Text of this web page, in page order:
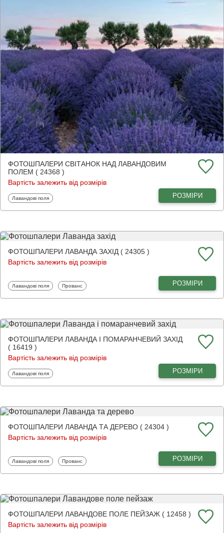
ФОТОШПАЛЕРИ СВІТАНОК НАД ЛАВАНДОВИМ
ПОЛЕМ ( 24368 )
Вартість залежить від розмірів
Фотошпалери
Лавандові поля РОЗМІРИ
ФОТОШПАЛЕРИ ЛАВАНДА ЗАХІД ( 24305 )
Вартість залежить від розмірів
Фотошпалери
Лавандові поля Фотошпалери
Прованс РОЗМІРИ
ФОТОШПАЛЕРИ ЛАВАНДА І ПОМАРАНЧЕВИЙ ЗАХІД
( 16419 )
Вартість залежить від розмірів
Фотошпалери
Лавандові поля РОЗМІРИ
ФОТОШПАЛЕРИ ЛАВАНДА ТА ДЕРЕВО ( 24304 )
Вартість залежить від розмірів
Фотошпалери
Лавандові поля Фотошпалери
Прованс РОЗМІРИ
ФОТОШПАЛЕРИ ЛАВАНДОВЕ ПОЛЕ ПЕЙЗАЖ ( 12458 )
Вартість залежить від розмірів